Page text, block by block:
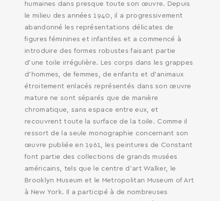
humaines dans presque toute son œuvre. Depuis
le milieu des années 1940, il a progressivement
abandonné les représentations délicates de
figures féminines et infantiles et a commencé à
introduire des formes robustes faisant partie
d’une toile irrégulière. Les corps dans les grappes
d’hommes, de femmes, de enfants et d’animaux
étroitement enlacés représentés dans son œuvre
mature ne sont séparés que de manière
chromatique, sans espace entre eux, et
recouvrent toute la surface de la toile. Comme il
ressort de la seule monographie concernant son
œuvre publiée en 1961, les peintures de Constant
font partie des collections de grands musées
américains, tels que le centre d’art Walker, le
Brooklyn Museum et le Metropolitan Museum of Art
à New York. Il a participé à de nombreuses